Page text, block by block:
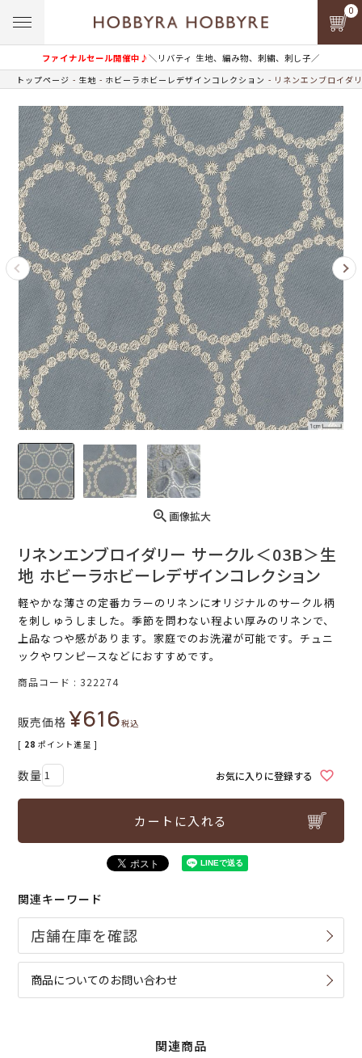
ファイナルセール開催中♪＼リバティ 生地、編み物、刺繍、刺し子／
0
トップページ 生地 ホビーラホビーレデザインコレクション リネンエンブロイダ
画像拡大
リネンエンブロイダリー サークル＜03B＞生
地 ホビーラホビーレデザインコレクション
軽やかな薄さの定番カラーのリネンにオリジナルのサークル柄
を刺しゅうしました。季節を問わない程よい厚みのリネンで、
上品なつや感があります。家庭でのお洗濯が可能です。チュニ
ックやワンピースなどにおすすめです。
商品コード 322274
販売価格 ¥616税込
[ 28 ポイント進呈 ]
お気に入りに登録する
カートに入れる
関連キーワード
商品についてのお問い合わせ
関連商品